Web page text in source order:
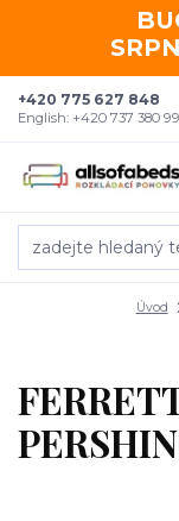
+420 775 627 848
English: +420 737 380
Úvod